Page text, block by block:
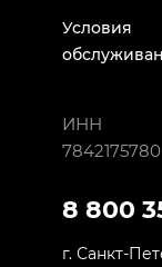
Условия
ИНН
7842175780
8 800
г. Санкт-